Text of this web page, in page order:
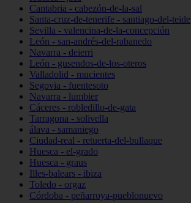
Cantabria - cabezón-de-la-sal
Santa-cruz-de-tenerife - santiago-del-teide
Sevilla - valencina-de-la-concepción
León - san-andrés-del-rabanedo
Navarra - deierri
León - gusendos-de-los-oteros
Valladolid - mucientes
Segovia - fuentesoto
Navarra - lumbier
Cáceres - robledillo-de-gata
Tarragona - solivella
álava - samaniego
Ciudad-real - retuerta-del-bullaque
Huesca - el-grado
Huesca - graus
Illes-balears - ibiza
Toledo - orgaz
Córdoba - peñarroya-pueblonuevo